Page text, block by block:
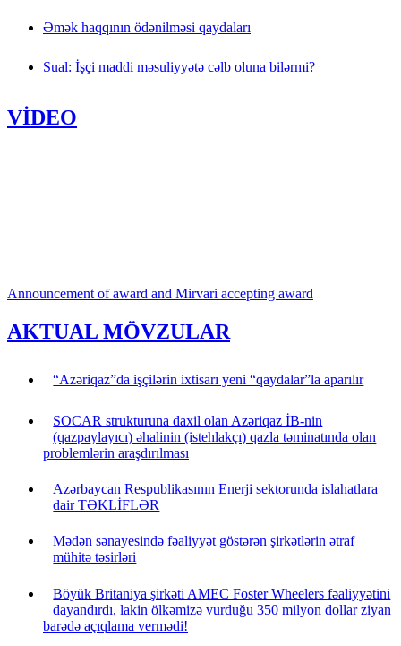
Əmək haqqının ödənilməsi qaydaları
Sual: İşçi maddi məsuliyyətə cəlb oluna bilərmi?
VİDEO
Announcement of award and Mirvari accepting award
AKTUAL MÖVZULAR
“Azəriqaz”da işçilərin ixtisarı yeni “qaydalar”la aparılır
SOCAR strukturuna daxil olan Azəriqaz İB-nin
(qazpaylayıcı) əhalinin (istehlakçı) qazla təminatında olan
problemlərin araşdırılması
Azərbaycan Respublikasının Enerji sektorunda islahatlara
dair TƏKLİFLƏR
Mədən sənayesində fəaliyyət göstərən şirkətlərin ətraf
mühitə təsirləri
Böyük Britaniya şirkəti AMEC Foster Wheelers fəaliyyətini
dayandırdı, lakin ölkəmizə vurduğu 350 milyon dollar ziyan
barədə açıqlama vermədi!